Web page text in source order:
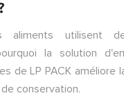
aliments utilisent
la solution
de LP PACK améliore
conservation.